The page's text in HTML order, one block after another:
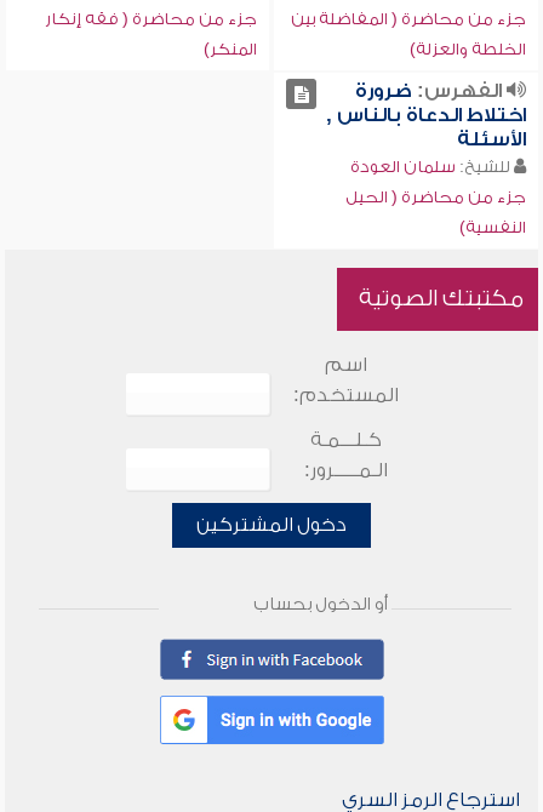
جزء من محاضرة ( المفاضلة بين
الخلطة والعزلة)
جزء من محاضرة ( فقه إنكار
المنكر)
الفهرس: ضرورة
اختلاط الدعاة بالناس ,
الأسئلة
للشيخ: سلمان العودة
جزء من محاضرة ( الحيل
النفسية)
مكتبتك الصوتية
اسم
المستخدم:
كـلـــمـة
الـمـــــرور:
دخول المشتركين
أو الدخول بحساب
استرجاع الرمز السري